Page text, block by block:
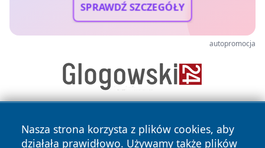
SPRAWDŹ SZCZEGÓŁY
autopromocja
Nasza strona korzysta z plików cookies, aby
działała prawidłowo. Używamy także plików